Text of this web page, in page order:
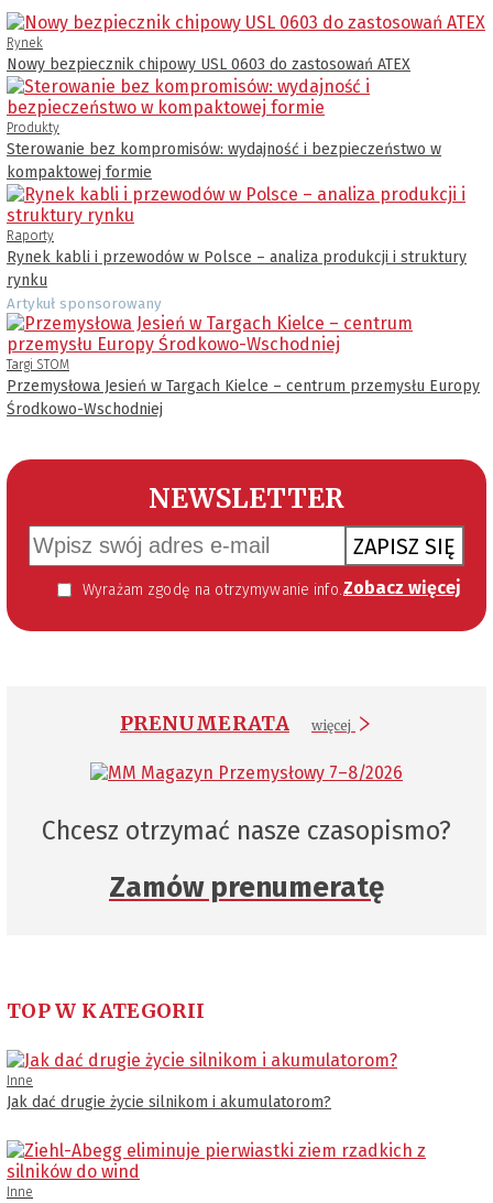
Rynek
Nowy bezpiecznik chipowy USL 0603 do zastosowań ATEX
Produkty
Sterowanie bez kompromisów: wydajność i bezpieczeństwo w
kompaktowej formie
Raporty
Rynek kabli i przewodów w Polsce – analiza produkcji i struktury
rynku
Artykuł sponsorowany
Targi STOM
Przemysłowa Jesień w Targach Kielce – centrum przemysłu Europy
Środkowo-Wschodniej
NEWSLETTER
ZAPISZ SIĘ
Wyrażam zgodę na otrzymywanie informacji handlowej kierowanej do mnie za pomocą środków komunikacji elektronicznej w szczególności poczty elektronicznej zgodnie z przepisem art. 10 ust 2 ustawy z dnia 18 lipca 2002 roku o świadczeniu usług drogą elektroniczną (Dz. U. 144 z 2002 r. poz. 1204). Zgoda jest dobrowolna, jednak jej wyrażenie jest konieczne, aby otrzymywać newsletter. Zobacz więcej
PRENUMERATA więcej
Chcesz otrzymać nasze czasopismo?
Zamów prenumeratę
TOP W KATEGORII
Inne
Jak dać drugie życie silnikom i akumulatorom?
Inne